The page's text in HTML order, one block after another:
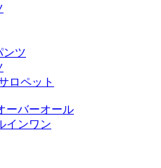
ンツ
ロペット
ーバーオール
インワン